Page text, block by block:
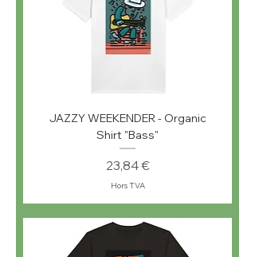
JAZZY WEEKENDER - Organic
Shirt "Bass"
Prix
23,84 €
Hors TVA